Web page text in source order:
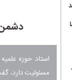
استاد حوزه
مسئولیت دارد،